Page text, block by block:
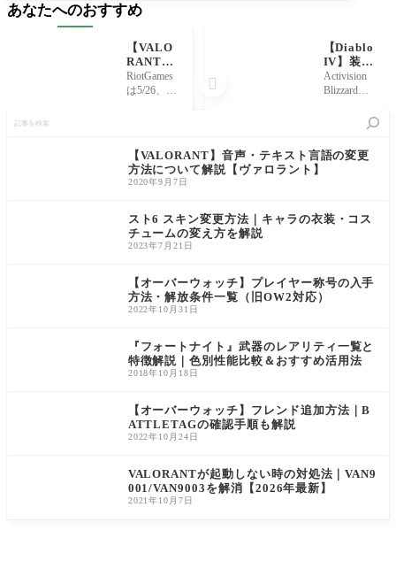
て【ヴァロラント】
【VALORANT】音声・テキスト言語の変更
方法について解説【ヴァロラント】
2020年9月7日
スト6 スキン変更方法｜キャラの衣装・コス
チュームの変え方を解説
2023年7月21日
【オーバーウォッチ】プレイヤー称号の入手
方法・解放条件一覧（旧OW2対応）
2022年10月31日
『フォートナイト』武器のレアリティ一覧と
特徴解説｜色別性能比較＆おすすめ活用法
2018年10月18日
【オーバーウォッチ】フレンド追加方法｜B
ATTLETAGの確認手順も解説
2022年10月24日
VALORANTが起動しない時の対処法｜VAN9
001/VAN9003を解消【2026年最新】
2021年10月7日
あなたへのおすすめ
【VALO
RANT】
『ネプチ
ューン』
ザインさ
れたショ
ーティ・
スペクタ
ディア
ン・ヴァ
ンダルが
ァロラン
ト】
RiotGames
は5/26、V
ル『ネプ
チュー
ン』コレ
クション
開始しま
した。本
バンドル
リン調に
デザイン
【Diablo
IV】装備
外見の変
更方法に
説【ディ
Activision
Blizzardが
クスラRP
G「Diablo
IV」につ
解説して
リーでは
装備
